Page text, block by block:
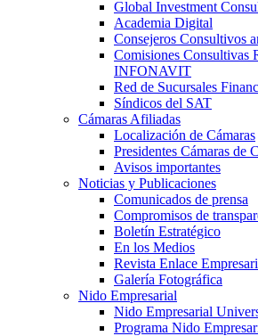
Global Investment
Academia Digital
Consejeros Consultivos
Comisiones Consultivas
INFONAVIT
Red de Sucursales
Síndicos del SAT
Cámaras Afiliadas
Localización de Cámaras
Presidentes Cámaras de
Avisos importantes
Noticias y Publicaciones
Comunicados de prensa
Compromisos de
Boletín Estratégico
En los Medios
Revista Enlace
Galería Fotográfica
Nido Empresarial
Nido Empresarial
Programa Nido